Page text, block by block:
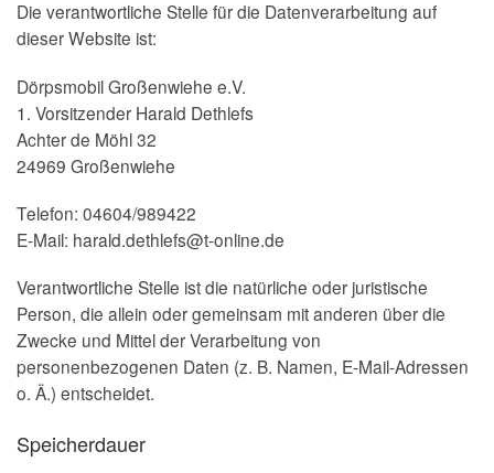
Die verantwortliche Stelle für die Datenverarbeitung auf
dieser Website ist:
Dörpsmobil Großenwiehe e.V.
1. Vorsitzender Harald Dethlefs
Achter de Möhl 32
24969 Großenwiehe
Telefon: 04604/989422
E-Mail: harald.dethlefs@t-online.de
Verantwortliche Stelle ist die natürliche oder juristische
Person, die allein oder gemeinsam mit anderen über die
Zwecke und Mittel der Verarbeitung von
personenbezogenen Daten (z. B. Namen, E-Mail-Adressen
o. Ä.) entscheidet.
Speicherdauer